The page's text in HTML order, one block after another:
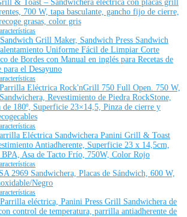
& Toast – Sandwichera eléctrica con placas grill
700 W, tapa basculante, gancho fijo de cierre,
grasas, color gris
Grill Maker, Sandwich Press Sandwich
Uniforme Fácil de Limpiar Corte
de Bordes con Manual en inglés para Recetas de
el Desayuno
Eléctrica Rock'nGrill 750 Full Open. 750 W,
Revestimiento de Piedra RockStone,
de 180º, Superficie 23×14,5, Pinza de cierre y
Eléctrica Sandwichera Panini Grill & Toast
Antiadherente, Superficie 23 x 14,5cm,
Asa de Tacto Frío, 750W, Color Rojo
2969 Sandwichera, Placas de Sándwich, 600 W,
Negro
eléctrica, Panini Press Grill Sandwichera de
control de temperatura, parrilla antiadherente de